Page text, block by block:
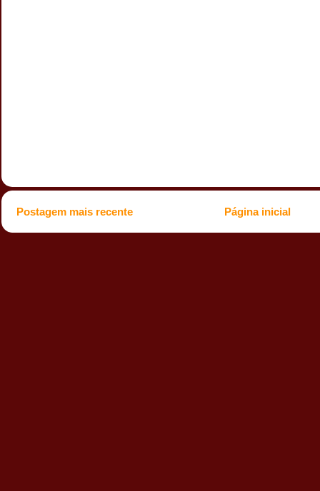
Postagem mais recente Página inicial